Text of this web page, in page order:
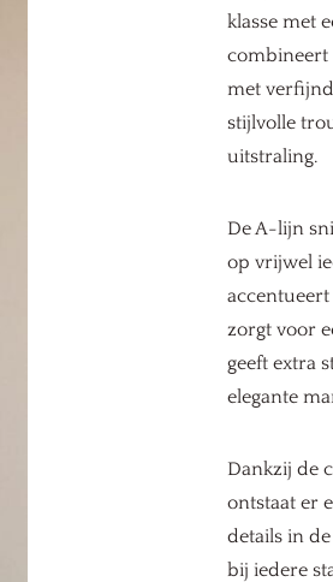
klasse met
combineert
met
stijlvolle
uitstraling.
De A-lijn
op vrijwel
zorgt voor
geeft extra
elegante
Dankzij de
ontstaat er
details in
bij iedere